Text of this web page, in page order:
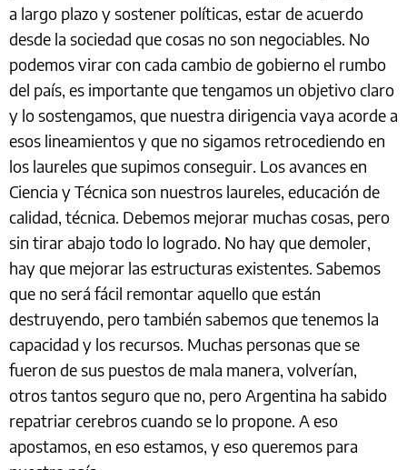
a largo plazo y sostener políticas, estar de acuerdo
desde la sociedad que cosas no son negociables. No
podemos virar con cada cambio de gobierno el rumbo
del país, es importante que tengamos un objetivo claro
y lo sostengamos, que nuestra dirigencia vaya acorde a
esos lineamientos y que no sigamos retrocediendo en
los laureles que supimos conseguir. Los avances en
Ciencia y Técnica son nuestros laureles, educación de
calidad, técnica. Debemos mejorar muchas cosas, pero
sin tirar abajo todo lo logrado. No hay que demoler,
hay que mejorar las estructuras existentes. Sabemos
que no será fácil remontar aquello que están
destruyendo, pero también sabemos que tenemos la
capacidad y los recursos. Muchas personas que se
fueron de sus puestos de mala manera, volverían,
otros tantos seguro que no, pero Argentina ha sabido
repatriar cerebros cuando se lo propone. A eso
apostamos, en eso estamos, y eso queremos para